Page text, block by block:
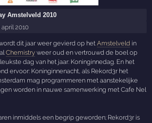
Amstelveld 2010
2010
dit jaar weer gevierd op hetAmstelveld in
Chemistry weer oud en vertrouwd de boel op
dag van het jaar: Koninginnedag. En het
ervoor: Koninginnenacht, als Rekord3r het
mag programmeren met aanstekelijke
worden in nauwe samenwerking met Cafe Nel
inmiddels een begrip geworden; Rekord3r is